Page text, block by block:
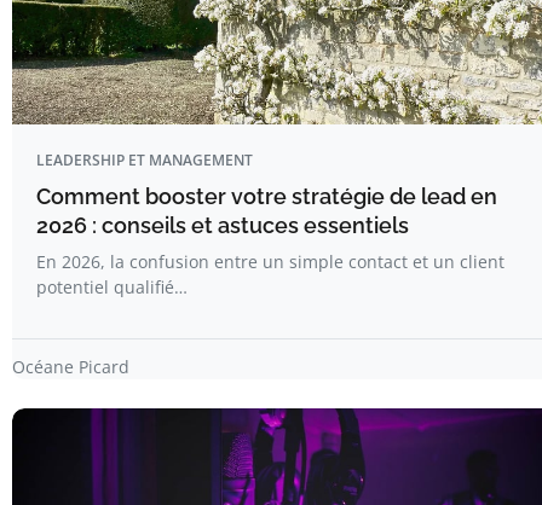
LEADERSHIP ET MANAGEMENT
Comment booster votre stratégie de lead en
2026 : conseils et astuces essentiels
En 2026, la confusion entre un simple contact et un client
potentiel qualifié…
Océane Picard